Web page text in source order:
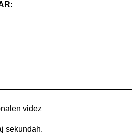
videz
sekundah.